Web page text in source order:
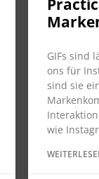
GIFs sind
ons für
sind sie
wie